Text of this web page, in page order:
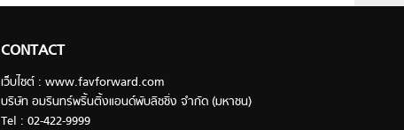
CONTACT
เว็บไซต์ : www.favforward.com
บริษัท อมรินทร์พริ้นติ้งแอนด์พับลิชชิ่ง จำกัด (มหาชน)
Tel : 02-422-9999